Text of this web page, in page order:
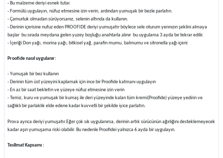
- Bu malzeme deriyi esnek tutar.
- Formülü uygulayın, nüfuz etmesine izin verin, ardından yumuşak bir bezle parlatın.
- Çamurluk olmadan sürüyorsanız, selenin altında da kullanın.
- Derinin içerisine nufuz eden PROOFIDE deriyi yumuşatır böylece sele oturum yerınızın şeklini almaya
başlar bu sırada meydana gelen yuzey boşluğu anahtarla alınır bu uygulama 3 ayda bır tekrar edilir.
- İçeriği Don yağı, morina yağı, bitkisel yağ, parafin mumu, balmumu ve sitronella yağı içerir.
Proofide nasıl uygulanır:
- Yumuşak bir bez kullanın
- Derinin tüm üst yüzeyini kaplamak için ince bir Proofide katmanı uygulayın
- En az bir saat bekletin ve yüzeye nüfuz etmesine izin verin
- Temiz, kuru ve yumuşak bir kumaş ile deri yüzeyinde kalan tüm kremi(Proofide) yüzeye yedirin ve
sağlıklı bir parlaklık elde edene kadar kuvvetli bir şekilde iyice parlatın.
Prova ayrıca deriyi yumuşatır.Eğer çok sık uygulanırsa, derinin artık sürücünün ağırlığını desteklemeyecek
kadar aşırı yumuşama riski olabilir. Bu nedenle Proofidei yalnızca 6 ayda bir uygulayın.
Teslimat Kapsamı :